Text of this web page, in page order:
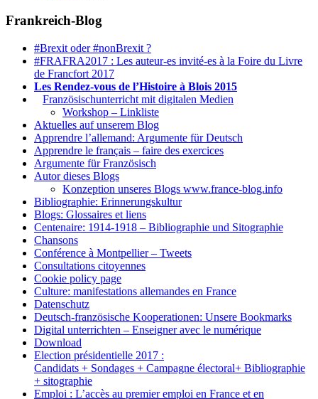
Frankreich-Blog
#Brexit oder #nonBrexit ?
#FRAFRA2017 : Les auteur-es invité-es à la Foire du Livre
de Francfort 2017
Les Rendez-vous de l’Histoire à Blois 2015
Französischunterricht mit digitalen Medien
Workshop – Linkliste
Aktuelles auf unserem Blog
Apprendre l’allemand: Argumente für Deutsch
Apprendre le français – faire des exercices
Argumente für Französisch
Autor dieses Blogs
Konzeption unseres Blogs www.france-blog.info
Bibliographie: Erinnerungskultur
Blogs: Glossaires et liens
Centenaire: 1914-1918 – Bibliographie und Sitographie
Chansons
Conférence à Montpellier – Tweets
Consultations citoyennes
Cookie policy page
Culture: manifestations allemandes en France
Datenschutz
Deutsch-französische Kooperationen: Unsere Bookmarks
Digital unterrichten – Enseigner avec le numérique
Download
Election présidentielle 2017 :
Candidats + Sondages + Campagne électoral+ Bibliographie
+ sitographie
Emploi : L’accès au premier emploi en France et en